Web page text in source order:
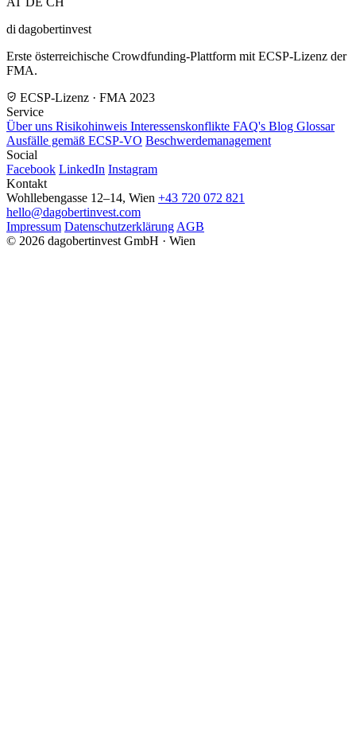
di dagobertinvest
Erste österreichische Crowdfunding-Plattform mit ECSP-Lizenz der
FMA.
ECSP-Lizenz · FMA 2023
Service
Über uns Risikohinweis Interessenskonflikte FAQ's Blog Glossar
Ausfälle gemäß ECSP-VO Beschwerdemanagement
Social
Facebook LinkedIn Instagram
Kontakt
Wohllebengasse 12–14, Wien +43 720 072 821
hello@dagobertinvest.com
Impressum Datenschutzerklärung AGB
© 2026 dagobertinvest GmbH · Wien